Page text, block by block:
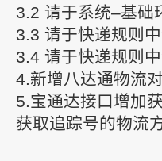
3.2 请于系统–基础
3.3 请于快递规则
3.4 请于快递规则
4.新增八达通物流
5.宝通达接口增加
获取追踪号的物流